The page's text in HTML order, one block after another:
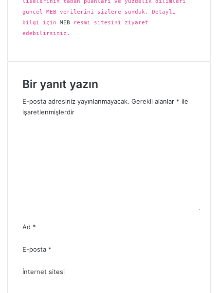
güncel MEB verilerini sizlere sunduk. Detaylı
bilgi için MEB resmi sitesini ziyaret
edebilirsiniz.
Bir yanıt yazın
E-posta adresiniz yayınlanmayacak. Gerekli alanlar * ile
işaretlenmişlerdir
Ad *
E-posta *
İnternet sitesi